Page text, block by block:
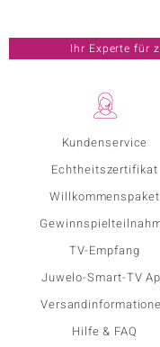
Kundenservice
Echtheitszertifikat
Willkommenspaket
TV-Empfang
Juwelo-Smart-TV
Hilfe & FAQ
Ihr Experte für